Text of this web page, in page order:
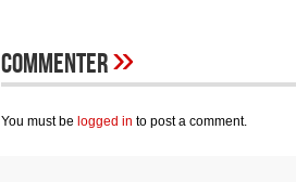
Commenter»
You must be logged in to post a comment.